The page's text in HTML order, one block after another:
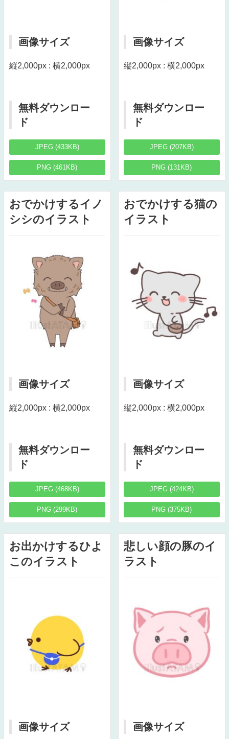
画像サイズ
縦2,000px : 横2,000px
無料ダウンロー
ド
JPEG (433KB)
PNG (461KB)
画像サイズ
縦2,000px : 横2,000px
無料ダウンロー
ド
JPEG (207KB)
PNG (131KB)
おでかけするイノ
シシのイラスト
画像サイズ
縦2,000px : 横2,000px
無料ダウンロー
ド
JPEG (468KB)
PNG (299KB)
おでかけする猫の
イラスト
画像サイズ
縦2,000px : 横2,000px
無料ダウンロー
ド
JPEG (424KB)
PNG (375KB)
お出かけするひよ
このイラスト
画像サイズ
悲しい顔の豚のイ
ラスト
画像サイズ